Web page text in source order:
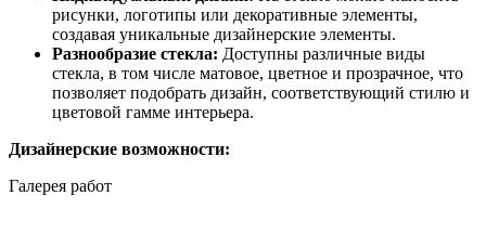
рисунки, логотипы или декоративные элементы,
создавая уникальные дизайнерские элементы.
Разнообразие стекла: Доступны различные виды
стекла, в том числе матовое, цветное и прозрачное, что
позволяет подобрать дизайн, соответствующий стилю и
цветовой гамме интерьера.
Дизайнерские возможности:
Галерея работ